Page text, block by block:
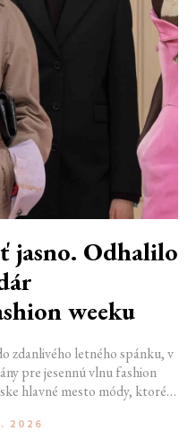
jasno. Odhalilo
weeku
zdanlivého letného spánku, v
pre jesennú vlnu fashion
hlavné mesto módy, ktoré
mená, pozornosť však
2026